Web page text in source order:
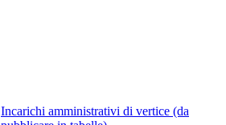
Incarichi amministrativi di vertice (da